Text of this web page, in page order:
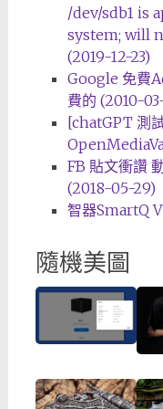
/dev/sdb1 is
system; will
(2019-12-23)
Google 免費
費的 (2010-
[chatGPT 測
FB 貼文衝讚
(2018-05-29)
智器SmartQ
隨機美圖